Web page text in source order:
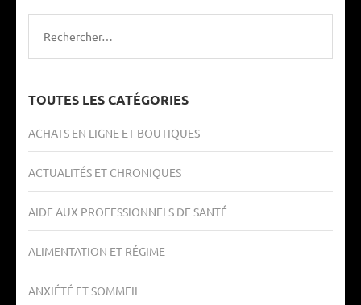
Rechercher :
TOUTES LES CATÉGORIES
ACHATS EN LIGNE ET BOUTIQUES
ACTUALITÉS ET CHRONIQUES
AIDE AUX PROFESSIONNELS DE SANTÉ
ALIMENTATION ET RÉGIME
ANXIÉTÉ ET SOMMEIL